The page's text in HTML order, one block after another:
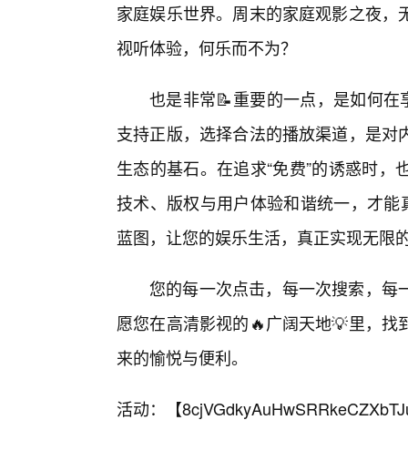
家庭娱乐世界。周末的家庭观影之夜
视听体验，何乐而不为？
也是非常📝重要的一点，是如何在
支持正版，选择合法的播放渠道，是
生态的基石。在追求“免费”的诱惑时
技术、版权与用户体验和谐统一，才
蓝图，让您的娱乐生活，真正实现无限
您的每一次点击，每一次搜索，每
愿您在高清影视的🔥广阔天地💡里，
来的愉悦与便利。
活动：【